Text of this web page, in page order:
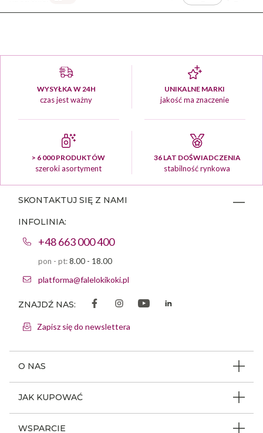
WYSYŁKA W 24H
czas jest ważny
UNIKALNE MARKI
jakość ma znaczenie
> 6 000 PRODUKTÓW
szeroki asortyment
36 LAT DOŚWIADCZENIA
stabilność rynkowa
O NAS
Dlaczego FLK
JAK KUPOWAĆ
WSPARCIE
SKONTAKTUJ SIĘ Z NAMI
INFOLINIA:
+48 663 000 400
pon - pt:8.00 - 18.00
platforma@falelokikoki.pl
ZNAJDŹ NAS:
Zapisz się do newslettera